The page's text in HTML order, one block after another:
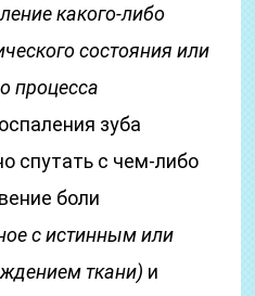
какого-либо
состояния или
процесса
зуба
спутать с чем-либо
боли
с истинным или
ткани) и